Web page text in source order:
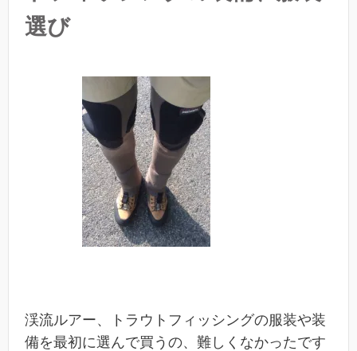
選び
渓流ルアー、トラウトフィッシングの服装や装
備を最初に選んで買うの、難しくなかったです